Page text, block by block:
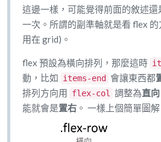
這邊一樣，可能覺得前面的敘述
一次。所謂的副準軸就是看 flex
用在 grid)。
flex 預設為橫向排列，那麼這時
動，比如 items-end 會讓東西都
排列方向用 flex-col 調整為直向
能就會是置右 。 一樣上個簡單圖解